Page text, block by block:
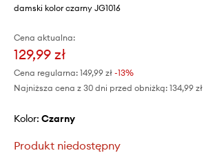
damski kolor czarny JG1016
Cena aktualna:
129,99 zł
Cena regularna: 149,99 zł -13%
Najniższa cena z 30 dni przed obniżką: 134,99 zł
Kolor: czarny
Produkt niedostępny